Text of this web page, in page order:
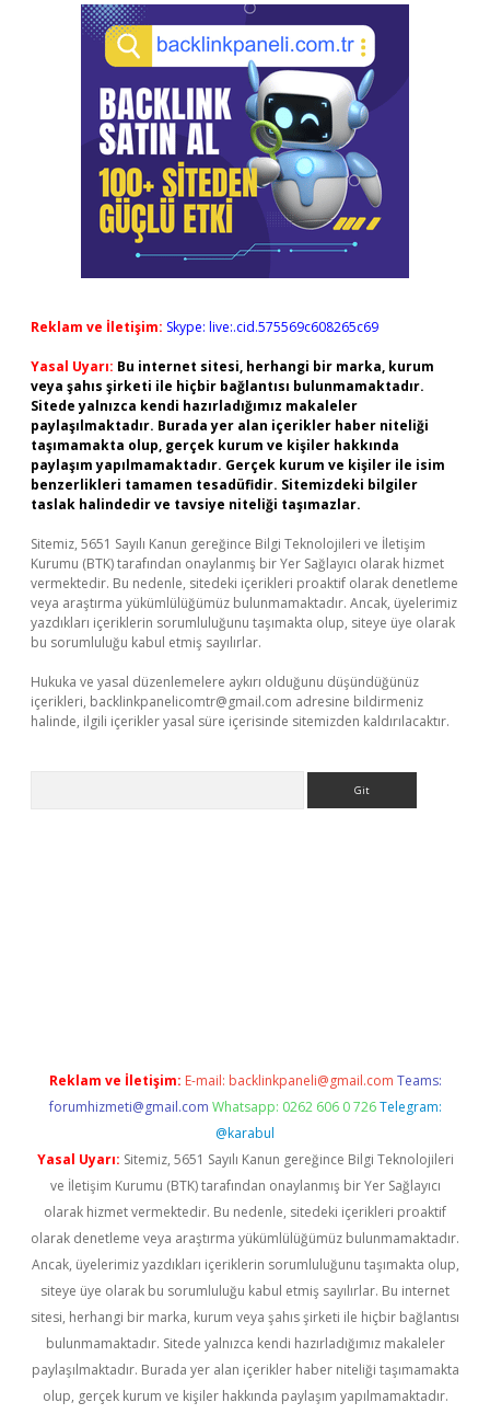
Reklam ve İletişim: Skype: live:.cid.575569c608265c69
Yasal Uyarı: Bu internet sitesi, herhangi bir marka, kurum
veya şahıs şirketi ile hiçbir bağlantısı bulunmamaktadır.
Sitede yalnızca kendi hazırladığımız makaleler
paylaşılmaktadır. Burada yer alan içerikler haber niteliği
taşımamakta olup, gerçek kurum ve kişiler hakkında
paylaşım yapılmamaktadır. Gerçek kurum ve kişiler ile isim
benzerlikleri tamamen tesadüfidir. Sitemizdeki bilgiler
taslak halindedir ve tavsiye niteliği taşımazlar.
Sitemiz, 5651 Sayılı Kanun gereğince Bilgi Teknolojileri ve İletişim
Kurumu (BTK) tarafından onaylanmış bir Yer Sağlayıcı olarak hizmet
vermektedir. Bu nedenle, sitedeki içerikleri proaktif olarak denetleme
veya araştırma yükümlülüğümüz bulunmamaktadır. Ancak, üyelerimiz
yazdıkları içeriklerin sorumluluğunu taşımakta olup, siteye üye olarak
bu sorumluluğu kabul etmiş sayılırlar.
Hukuka ve yasal düzenlemelere aykırı olduğunu düşündüğünüz
içerikleri, backlinkpanelicomtr@gmail.com adresine bildirmeniz
halinde, ilgili içerikler yasal süre içerisinde sitemizden kaldırılacaktır.
Reklam ve İletişim: E-mail: backlinkpaneli@gmail.com Teams:
forumhizmeti@gmail.com Whatsapp: 0262 606 0 726 Telegram:
@karabul
Yasal Uyarı: Sitemiz, 5651 Sayılı Kanun gereğince Bilgi Teknolojileri
ve İletişim Kurumu (BTK) tarafından onaylanmış bir Yer Sağlayıcı
olarak hizmet vermektedir. Bu nedenle, sitedeki içerikleri proaktif
olarak denetleme veya araştırma yükümlülüğümüz bulunmamaktadır.
Ancak, üyelerimiz yazdıkları içeriklerin sorumluluğunu taşımakta olup,
siteye üye olarak bu sorumluluğu kabul etmiş sayılırlar. Bu internet
sitesi, herhangi bir marka, kurum veya şahıs şirketi ile hiçbir bağlantısı
bulunmamaktadır. Sitede yalnızca kendi hazırladığımız makaleler
paylaşılmaktadır. Burada yer alan içerikler haber niteliği taşımamakta
olup, gerçek kurum ve kişiler hakkında paylaşım yapılmamaktadır.